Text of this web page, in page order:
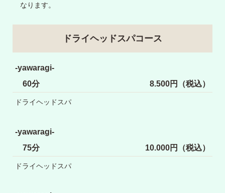
なります。
ドライヘッドスパコース
-yawaragi-
60分
8.500円（税込）
ドライヘッドスパ
-yawaragi-
75分
10.000円（税込）
ドライヘッドスパ